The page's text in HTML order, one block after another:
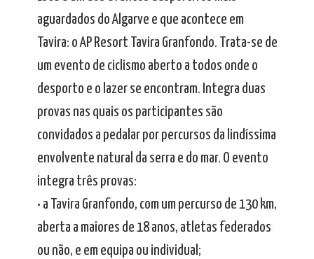
aguardados do Algarve e que acontece em
Tavira: o AP Resort Tavira Granfondo. Trata-se de
um evento de ciclismo aberto a todos onde o
desporto e o lazer se encontram. Integra duas
provas nas quais os participantes são
convidados a pedalar por percursos da lindíssima
envolvente natural da serra e do mar. O evento
integra três provas:
• a Tavira Granfondo, com um percurso de 130 km,
aberta a maiores de 18 anos, atletas federados
ou não, e em equipa ou individual;